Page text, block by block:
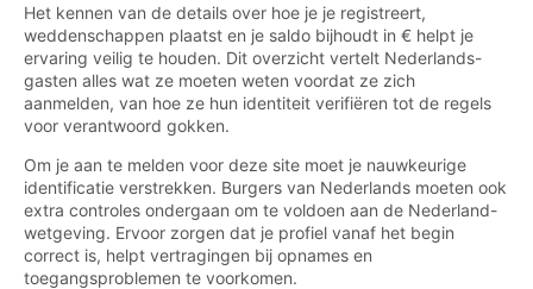
Het kennen van de details over hoe je je registreert,
weddenschappen plaatst en je saldo bijhoudt in € helpt je
ervaring veilig te houden. Dit overzicht vertelt Nederlands-
gasten alles wat ze moeten weten voordat ze zich
aanmelden, van hoe ze hun identiteit verifiëren tot de regels
voor verantwoord gokken.
Om je aan te melden voor deze site moet je nauwkeurige
identificatie verstrekken. Burgers van Nederlands moeten ook
extra controles ondergaan om te voldoen aan de Nederland-
wetgeving. Ervoor zorgen dat je profiel vanaf het begin
correct is, helpt vertragingen bij opnames en
toegangsproblemen te voorkomen.